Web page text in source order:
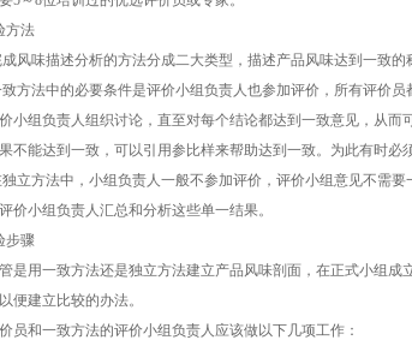
方法
风味描述分析的方法分成二大类型，描述产品风味达到一致的
方法中的必要条件是评价小组负责人也参加评价，所有评价员
组负责人组织讨论，直至对每个结论都达到一致意见，从而
能达到一致，可以引用参比样来帮助达到一致。为此有时必
立方法中，小组负责人一般不参加评价，评价小组意见不需要
小组负责人汇总和分析这些单一结果。
步骤
用一致方法还是独立方法建立产品风味剖面，在正式小组成
便建立比较的办法。
和一致方法的评价小组负责人应该做以下几项工作：